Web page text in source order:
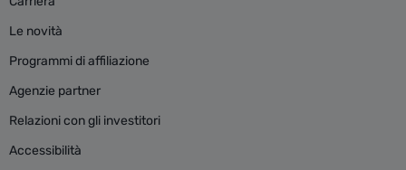
Le novità
Programmi di affiliazione
Agenzie partner
Relazioni con gli investitori
Accessibilità